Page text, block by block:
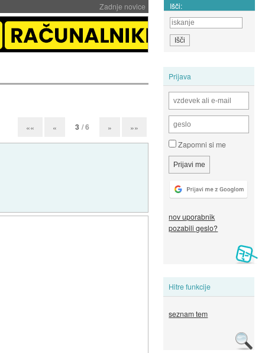
Zadnje novice Išči:
Prijava
Zapomni si me
nov uporabnik
pozabili geslo?
Hitre funkcije
seznam tem
«« « 3 / 6 » »»